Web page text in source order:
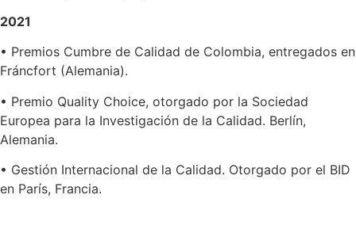
2021
• Premios Cumbre de Calidad de Colombia, entregados en
Fráncfort (Alemania).
• Premio Quality Choice, otorgado por la Sociedad
Europea para la Investigación de la Calidad. Berlín,
Alemania.
• Gestión Internacional de la Calidad. Otorgado por el BID
en París, Francia.